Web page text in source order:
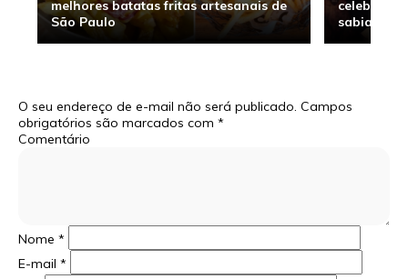
melhores batatas fritas artesanais de
São Paulo
sabia
O seu endereço de e-mail não será publicado. Campos
obrigatórios são marcados com *
Comentário
Nome *
E-mail *